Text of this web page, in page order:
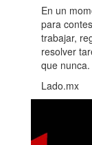
En un
para
trabajar,
resolver
que nunca.
Lado.mx